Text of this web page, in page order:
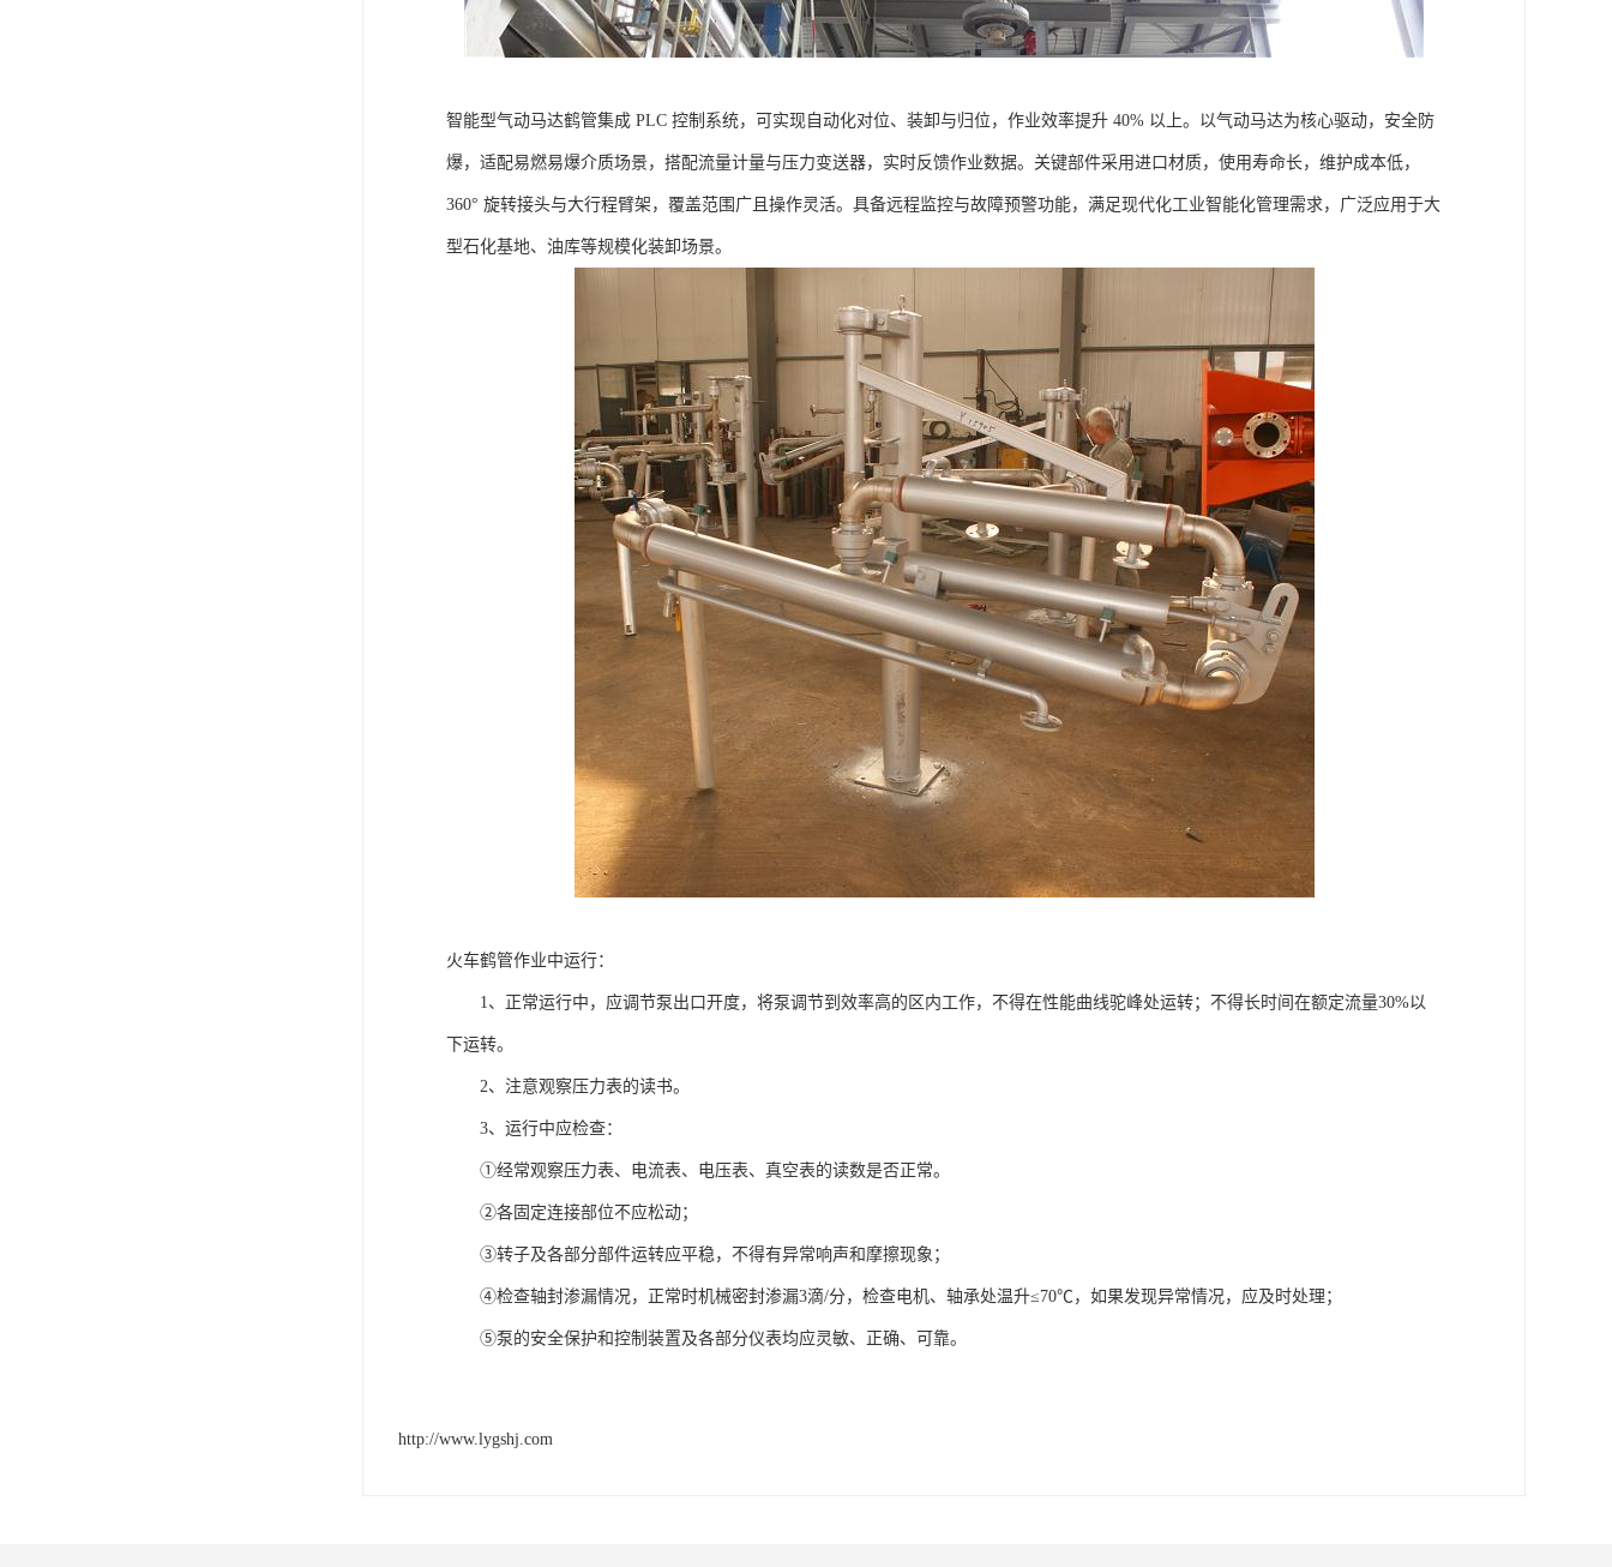
智能型气动马达鹤管集成 PLC 控制系统，可实现自动化对位、装卸与归位，作业效率提升 40% 以上。以气动马达为核心驱动，安全防
爆，适配易燃易爆介质场景，搭配流量计量与压力变送器，实时反馈作业数据。关键部件采用进口材质，使用寿命长，维护成本低，
360° 旋转接头与大行程臂架，覆盖范围广且操作灵活。具备远程监控与故障预警功能，满足现代化工业智能化管理需求，广泛应用于大
型石化基地、油库等规模化装卸场景。
火车鹤管作业中运行：
1、正常运行中，应调节泵出口开度，将泵调节到效率高的区内工作，不得在性能曲线驼峰处运转；不得长时间在额定流量30%以
下运转。
2、注意观察压力表的读书。
3、运行中应检查：
①经常观察压力表、电流表、电压表、真空表的读数是否正常。
②各固定连接部位不应松动；
③转子及各部分部件运转应平稳，不得有异常响声和摩擦现象；
④检查轴封渗漏情况，正常时机械密封渗漏3滴/分，检查电机、轴承处温升≤70℃，如果发现异常情况，应及时处理；
⑤泵的安全保护和控制装置及各部分仪表均应灵敏、正确、可靠。
http://www.lygshj.com